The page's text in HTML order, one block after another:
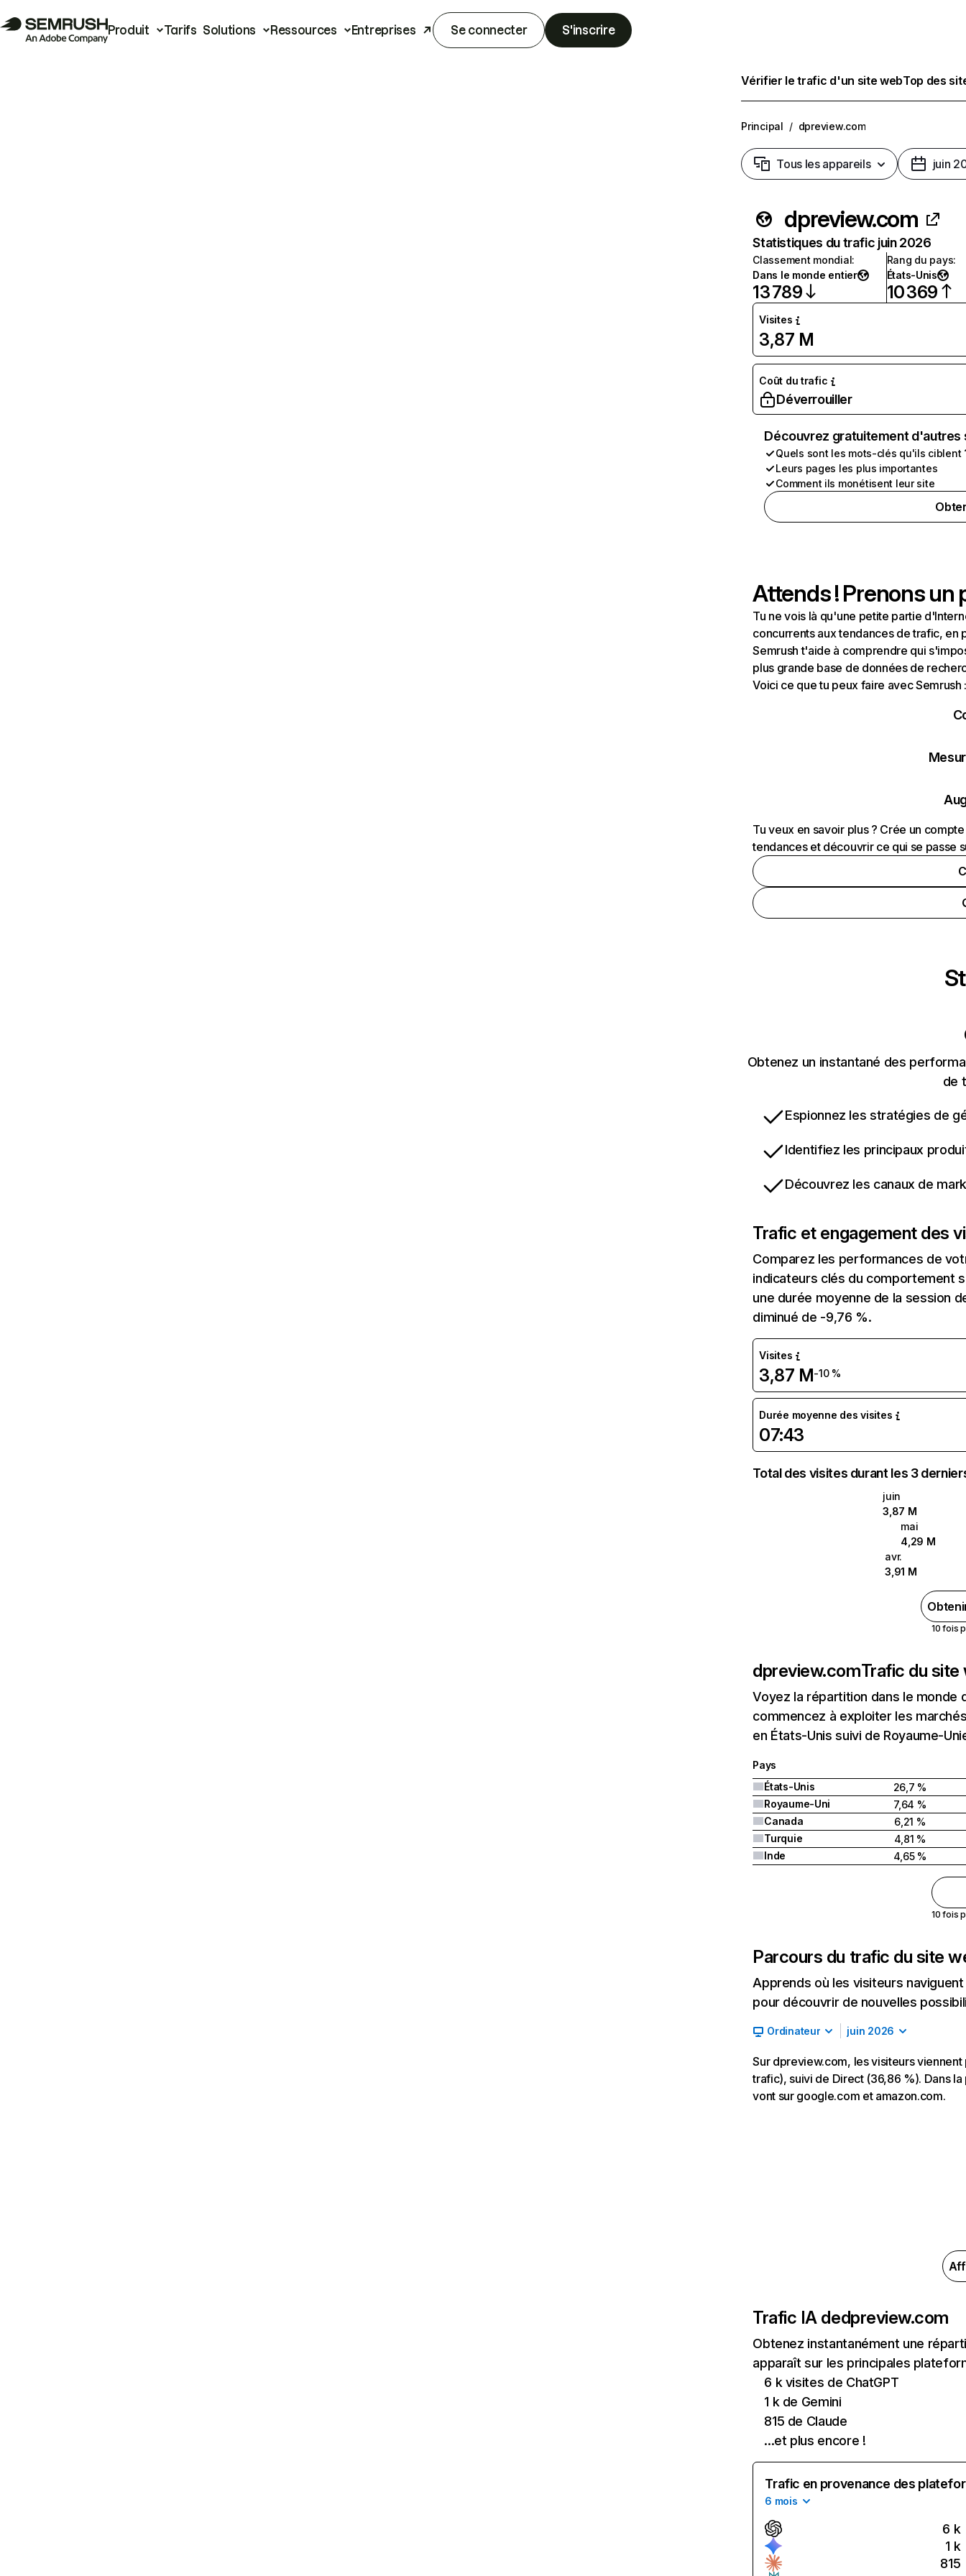
Produit Tarifs Solutions Ressources Entreprises Se connecter S'inscrire
Vérifier le trafic d'un site webTop des
Principal / dpreview.com
Tous les appareils juin
dpreview.com
Statistiques du trafic juin 2026
Classement mondial:
Dans le monde entier
13 789
Rang du pays:
États-Unis
10 369
Visites
3,87 M
Coût du trafic
Déverrouiller
Découvrez gratuitement
Quels sont les mots-clés qu'ils ciblent
Leurs pages les plus importantes
Comment ils monétisent leur site
Attends ! Prenons un
Tu ne vois là qu'une petite partie
concurrents aux tendances de trafic, en
Semrush t'aide à comprendre qui
plus grande base de données de
Voici ce que tu peux faire avec Semrush
Tu veux en savoir plus ? Crée un
tendances et découvrir ce qui se passe
Obtenez un instantané des
de
Espionnez les stratégies de
Identifiez les principaux
Découvrez les canaux de
Trafic et engagement des
Comparez les performances de
indicateurs clés du comportement
une durée moyenne de la session
diminué de -9,76 %.
Visites
3,87 M-10 %
Durée moyenne des visites
07:43
Total des visites durant les 3
juin
3,87 M
mai
4,29 M
avr.
3,91 M
10 fois
dpreview.comTrafic du site
Voyez la répartition dans le
commencez à exploiter les
en États-Unis suivi de Royaume-
Pays
États-Unis
26,7 %
Royaume-Uni
7,64 %
Canada
6,21 %
Turquie
4,81 %
Inde
4,65 %
10 fois
Parcours du trafic du site
Apprends où les visiteurs
pour découvrir de nouvelles
Ordinateur juin 2026
Sur dpreview.com, les visiteurs
trafic), suivi de Direct (36,86 %). Dans
vont sur google.com et amazon.com.
Trafic IA dedpreview.com
Obtenez instantanément une
apparaît sur les principales
6 k visites de ChatGPT
1 k de Gemini
815 de Claude
...et plus encore !
Trafic en provenance des
6 mois
6 k
1 k
815